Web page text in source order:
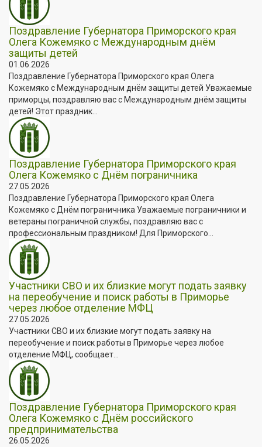
Поздравление Губернатора Приморского края
Олега Кожемяко с Международным днём
защиты детей
01.06.2026
Поздравление Губернатора Приморского края Олега
Кожемяко с Международным днём защиты детей Уважаемые
приморцы, поздравляю вас с Международным днём защиты
детей! Этот праздник...
Поздравление Губернатора Приморского края
Олега Кожемяко с Днём пограничника
27.05.2026
Поздравление Губернатора Приморского края Олега
Кожемяко с Днём пограничника Уважаемые пограничники и
ветераны пограничной службы, поздравляю вас с
профессиональным праздником! Для Приморского...
Участники СВО и их близкие могут подать заявку
на переобучение и поиск работы в Приморье
через любое отделение МФЦ
27.05.2026
Участники СВО и их близкие могут подать заявку на
переобучение и поиск работы в Приморье через любое
отделение МФЦ, сообщает...
Поздравление Губернатора Приморского края
Олега Кожемяко с Днём российского
предпринимательства
26.05.2026